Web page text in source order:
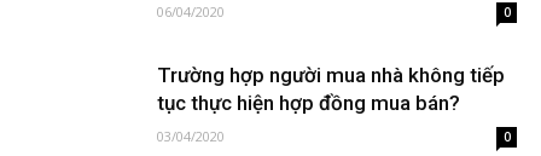
06/04/2020 0
Trường hợp người mua nhà không tiếp
tục thực hiện hợp đồng mua bán?
03/04/2020 0